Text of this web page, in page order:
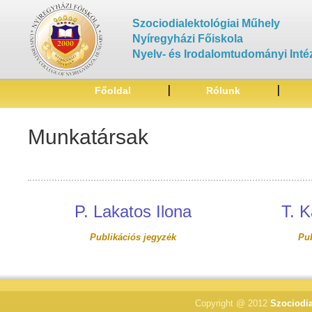
Szociodialektológiai Műhely
Nyíregyházi Főiskola
Nyelv- és Irodalomtudományi
Főoldal Rólunk
Munkatársak
P. Lakatos Ilona
Publikációs jegyzék
T.
Copyright @ 2012